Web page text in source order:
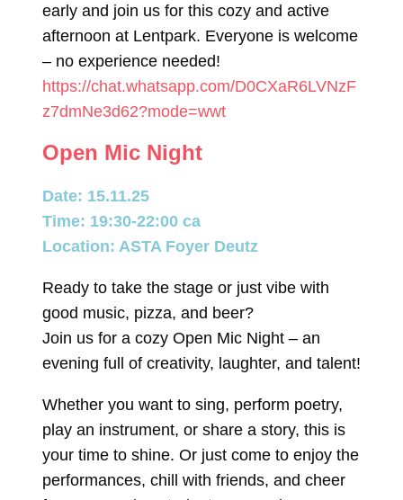
early and join us for this cozy and active
afternoon at Lentpark. Everyone is welcome
– no experience needed!
https://chat.whatsapp.com/D0CXaR6LVNzF
z7dmNe3d62?mode=wwt
Open Mic Night
Date: 15.11.25
Time: 19:30-22:00 ca
Location: ASTA Foyer Deutz
Ready to take the stage or just vibe with
good music, pizza, and beer?
Join us for a cozy Open Mic Night – an
evening full of creativity, laughter, and talent!
Whether you want to sing, perform poetry,
play an instrument, or share a story, this is
your time to shine. Or just come to enjoy the
performances, chill with friends, and cheer